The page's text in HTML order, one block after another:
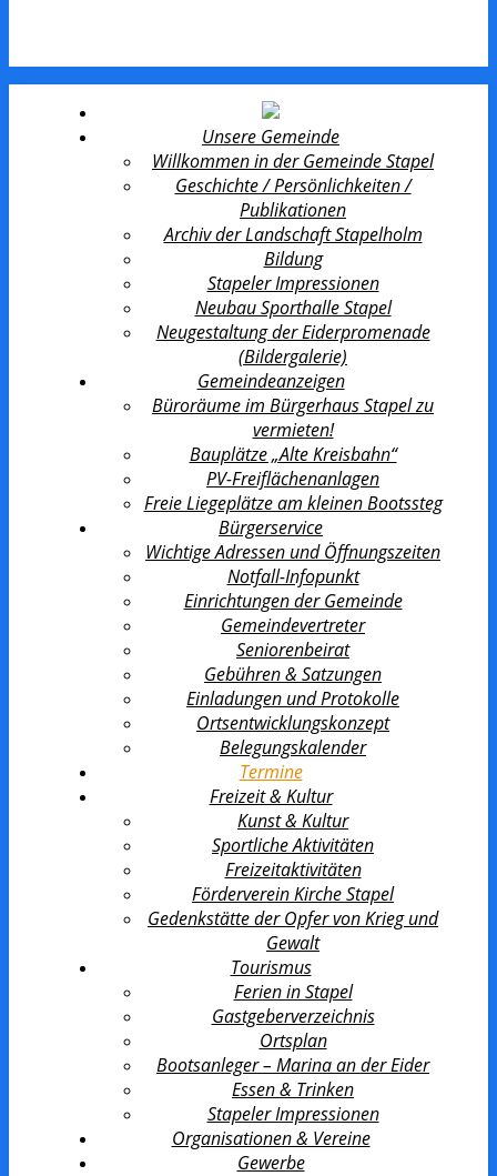
Unsere Gemeinde
Willkommen in der Gemeinde Stapel
Geschichte / Persönlichkeiten /
Publikationen
Archiv der Landschaft Stapelholm
Bildung
Stapeler Impressionen
Neubau Sporthalle Stapel
Neugestaltung der Eiderpromenade
(Bildergalerie)
Gemeindeanzeigen
Büroräume im Bürgerhaus Stapel zu
vermieten!
Bauplätze „Alte Kreisbahn“
PV-Freiflächenanlagen
Freie Liegeplätze am kleinen Bootssteg
Bürgerservice
Wichtige Adressen und Öffnungszeiten
Notfall-Infopunkt
Einrichtungen der Gemeinde
Gemeindevertreter
Seniorenbeirat
Gebühren & Satzungen
Einladungen und Protokolle
Ortsentwicklungs­konzept
Belegungskalender
Termine
Freizeit & Kultur
Kunst & Kultur
Sportliche Aktivitäten
Freizeitaktivitäten
Förderverein Kirche Stapel
Gedenkstätte der Opfer von Krieg und
Gewalt
Tourismus
Ferien in Stapel
Gastgeberverzeichnis
Ortsplan
Bootsanleger – Marina an der Eider
Essen & Trinken
Stapeler Impressionen
Organisationen & Vereine
Gewerbe